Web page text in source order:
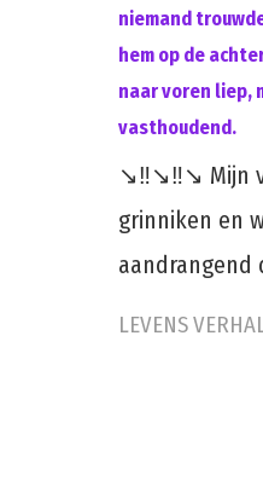
niemand
hem op de
naar voren liep,
vasthoudend.
↘️‼️↘️‼️↘️ Mijn
grinniken en
aandrangend
LEVENS